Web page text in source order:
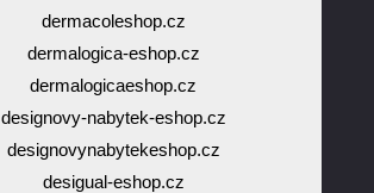
dermacoleshop.cz
dermalogica-eshop.cz
dermalogicaeshop.cz
designovy-nabytek-eshop.cz
designovynabytekeshop.cz
desigual-eshop.cz